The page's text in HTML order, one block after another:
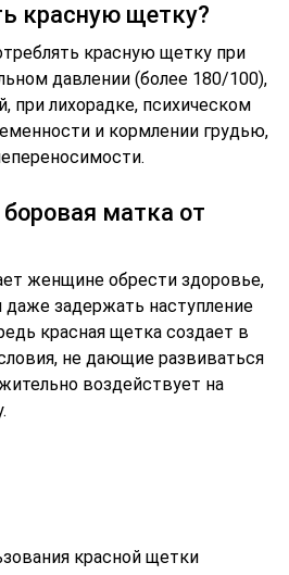
красную щетку?
красную щетку при
давлении (более 180/100),
при лихорадке, психическом
и кормлении грудью,
матка от
женщине обрести здоровье,
даже задержать наступление
красная щетка создает в
не дающие развиваться
воздействует на
красной щетки